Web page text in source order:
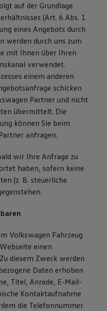
auf der Grundlage
(Art. 6 Abs. 1
eines Angebots durch
werden durch uns zum
mit Ihnen über Ihren
verwendet.
einem anderen
schicken
Partner und nicht
übermittelt. Die
können Sie beim
anfragen.
wir Ihre Anfrage zu
haben, sofern keine
(z. B. steuerliche
Volkswagen Fahrzeug
einen
diesem Zweck werden
Daten erhoben
Titel, Anrede, E-Mail-
Kontaktaufnahme
die Telefonnummer.